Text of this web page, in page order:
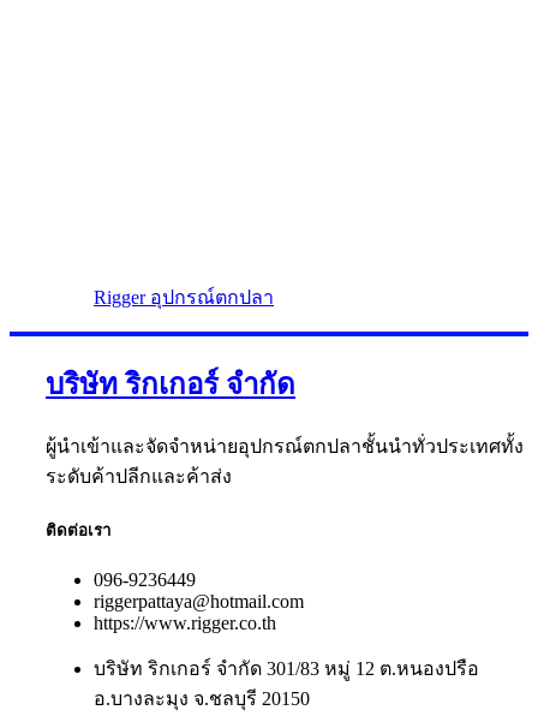
Rigger อุปกรณ์ตกปลา
บริษัท ริกเกอร์ จำกัด
ผู้นำเข้าและจัดจำหน่ายอุปกรณ์ตกปลาชั้นนำทั่วประเทศทั้ง
ระดับค้าปลีกและค้าส่ง
ติดต่อเรา
096-9236449
riggerpattaya@hotmail.com
https://www.rigger.co.th
บริษัท ริกเกอร์ จำกัด 301/83 หมู่ 12 ต.หนองปรือ
อ.บางละมุง จ.ชลบุรี 20150